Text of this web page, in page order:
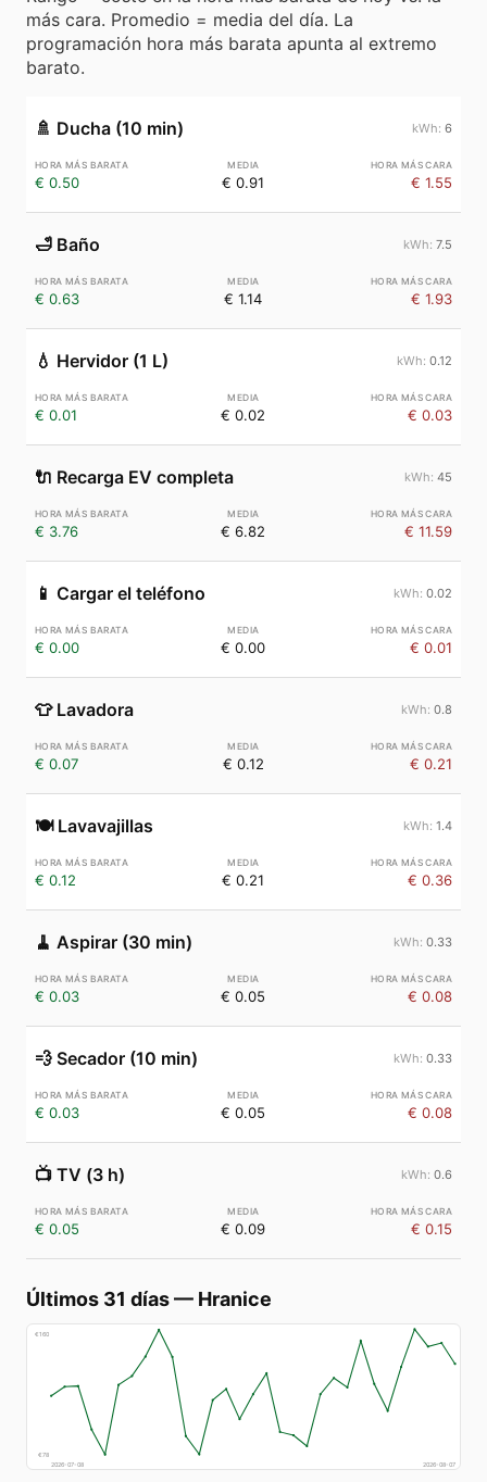
más cara. Promedio = media del día. La
programación hora más barata apunta al extremo
barato.
🚿 Ducha (10 min) 6
€ 0.50 € 0.91 € 1.55
🛁 Baño 7.5
€ 0.63 € 1.14 € 1.93
💧 Hervidor (1 L) 0.12
€ 0.01 € 0.02 € 0.03
🔌 Recarga EV completa 45
€ 3.76 € 6.82 € 11.59
📱 Cargar el teléfono 0.02
€ 0.00 € 0.00 € 0.01
👕 Lavadora 0.8
€ 0.07 € 0.12 € 0.21
🍽️ Lavavajillas 1.4
€ 0.12 € 0.21 € 0.36
🧹 Aspirar (30 min) 0.33
€ 0.03 € 0.05 € 0.08
💨 Secador (10 min) 0.33
€ 0.03 € 0.05 € 0.08
📺 TV (3 h) 0.6
€ 0.05 € 0.09 € 0.15
Últimos 31 días— Hranice
€160
€78
2026-07-08
2026-08-07